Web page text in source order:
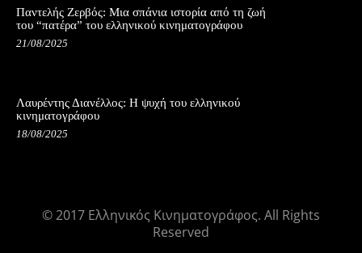
Παντελής Ζερβός: Μια σπάνια ιστορία από τη ζωή
του “πατέρα” του ελληνικού κινηματογράφου
21/08/2025
Λαυρέντης Διανέλλος: Η ψυχή του ελληνικού
κινηματογράφου
18/08/2025
© 2017 Ελληνικός Κινηματογράφος. All Rights
Reserved